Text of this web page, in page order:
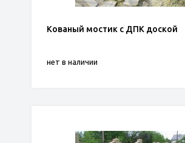
Кованый мостик с ДПК доской
нет в наличии